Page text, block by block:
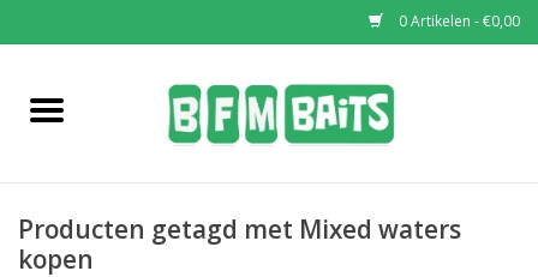
0 Artikelen - €0,00
Home
Pop-Ups
Producten getagd met Mixed waters
kopen